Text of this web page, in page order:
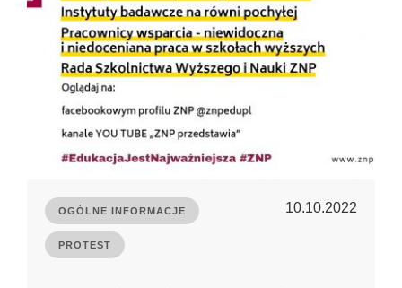
OGÓLNE INFORMACJE
PROTEST
10.10.2022